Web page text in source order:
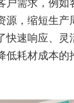
户需求，例如
源，缩短生
快速响应、
低耗材成本的